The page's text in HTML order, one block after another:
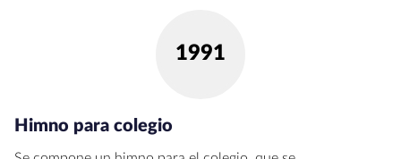
Himno para colegio
1991